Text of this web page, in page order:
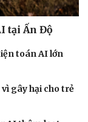
tại Ấn Độ
toán AI lớn
gây hại cho trẻ